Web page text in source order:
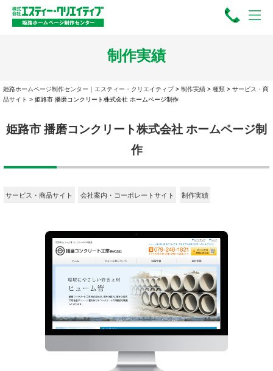
制作実績
姫路ホームページ制作センター｜エスティー・クリエイティブ> 制作実績> 種類> サービス・商
品サイト > 姫路市 播磨コンクリート株式会社 ホームページ制作
姫路市 播磨コンクリート株式会社 ホームページ制
作
サービス・商品サイト 会社案内・コーポレートサイト 制作実績